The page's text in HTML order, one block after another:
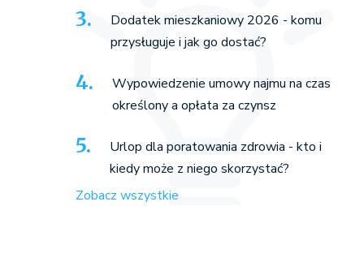
Dodatek mieszkaniowy 2026 - komu
przysługuje i jak go dostać?
Wypowiedzenie umowy najmu na czas
określony a opłata za czynsz
Urlop dla poratowania zdrowia - kto i
kiedy może z niego skorzystać?
Zobacz wszystkie